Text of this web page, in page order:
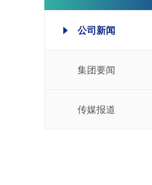
公司新闻
集团要闻
传媒报道